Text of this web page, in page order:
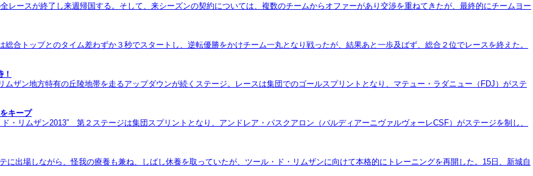
レースが終了し来週帰国する。そして、来シーズンの契約については、複数のチームからオファーがあり交渉を重ねてきたが、最終的にチームヨー
合トップとのタイム差わずか３秒でスタートし、逆転優勝をかけチーム一丸となり戦ったが、結果あと一歩及ばず、総合２位でレースを終えた。
ザン地方特有の丘陵地帯を走るアップダウンが続くステージ。レースは集団でのゴールスプリントとなり、マテュー・ラダニュー（FDJ）がステ
キープ
・リムザン2013” 第２ステージは集団スプリントとなり、アンドレア・パスクアロン（バルディアーニヴァルヴォーレCSF）がステージを制し、
出場しながら、怪我の療養も兼ね、しばし休養を取っていたが、ツール・ド・リムザンに向けて本格的にトレーニングを再開した。15日、新城自